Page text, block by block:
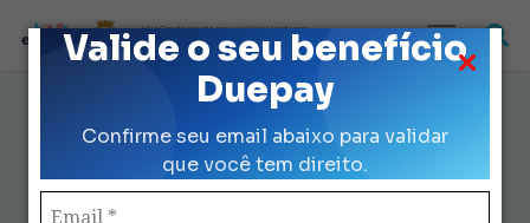
Valide o seu benefício
Duepay
Confirme seu email abaixo para validar
que você tem direito.
Loja Credenciada para auxilio Uniforme
e Kit Escolar da Prefeitura de São Paulo
Guia escolar kit medio ensino:
Economize R$ 424 sem jargão